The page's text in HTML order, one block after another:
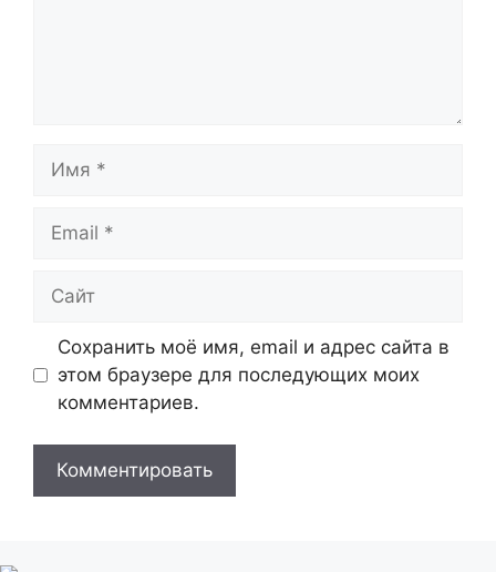
Сохранить моё имя, email и адрес сайта в
этом браузере для последующих моих
комментариев.